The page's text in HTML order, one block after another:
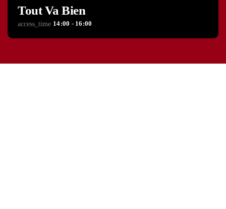
Tout Va Bien
access_time 14:00 - 16:00